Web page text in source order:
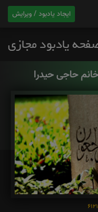
ایجاد یادبود / ویرایش
حاجی حیدرا